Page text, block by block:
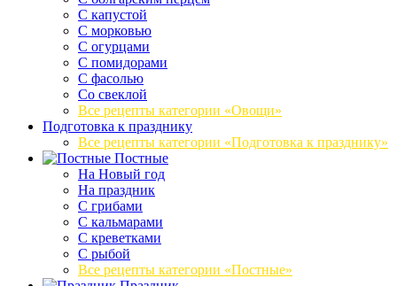
С капустой
С морковью
С огурцами
С помидорами
С фасолью
Со свеклой
Все рецепты категории «Овощи»
Подготовка к празднику
Все рецепты категории «Подготовка к празднику»
Постные
На Новый год
На праздник
С грибами
С кальмарами
С креветками
С рыбой
Все рецепты категории «Постные»